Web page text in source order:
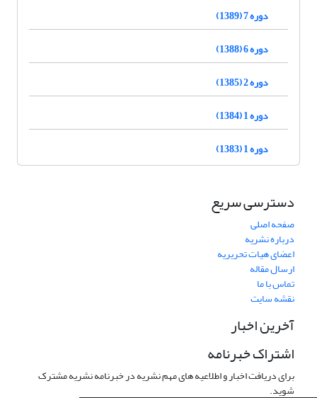
دوره 7 (1389)
دوره 6 (1388)
دوره 2 (1385)
دوره 1 (1384)
دوره 1 (1383)
دسترسی سریع
صفحه اصلی
درباره نشریه
اعضای هیات تحریریه
ارسال مقاله
تماس با ما
نقشه سایت
آخرین اخبار
اشتراک خبرنامه
برای دریافت اخبار و اطلاعیه های مهم نشریه در خبرنامه نشریه مشترک
شوید.